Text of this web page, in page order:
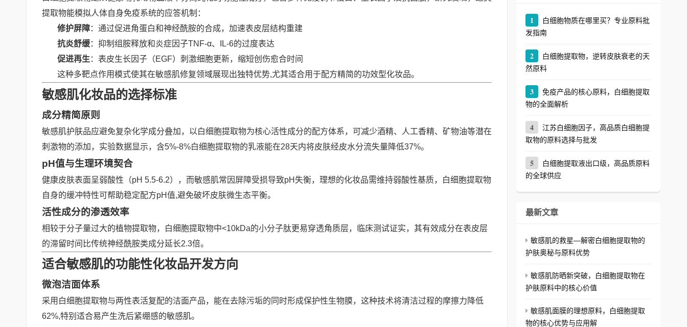
提取物能模拟人体自身免疫系统的应答机制：
修护屏障：通过促进角蛋白和神经酰胺的合成，加速表皮层结构重建
抗炎舒缓：抑制组胺释放和炎症因子TNF-α、IL-6的过度表达
促进再生 ：表皮生长因子（EGF）刺激细胞更新，缩短创伤愈合时间
这种多靶点作用模式使其在敏感肌修复领域展现出独特优势,尤其适合用于配方精简的功效型化妆品。
敏感肌化妆品的选择标准
成分精简原则
敏感肌护肤品应避免复杂化学成分叠加，以白细胞提取物为核心活性成分的配方体系，可减少酒精、人工香精、矿物油等潜在
刺激物的添加，实验数据显示，含5%-8%白细胞提取物的乳液能在28天内将皮肤经皮水分流失量降低37%。
pH值与生理环境契合
健康皮肤表面呈弱酸性（pH 5.5-6.2），而敏感肌常因屏障受损导致pH失衡，理想的化妆品需维持弱酸性基质，白细胞提取物
自身的缓冲特性可帮助稳定配方pH值,避免破坏皮肤微生态平衡。
活性成分的渗透效率
相较于分子量过大的植物提取物，白细胞提取物中<10kDa的小分子肽更易穿透角质层，临床测试证实，其有效成分在表皮层
的滞留时间比传统神经酰胺类成分延长2.3倍。
适合敏感肌的功能性化妆品开发方向
微泡洁面体系
采用白细胞提取物与两性表活复配的洁面产品，能在去除污垢的同时形成保护性生物膜，这种技术将清洁过程的摩擦力降低
62%,特别适合易产生洗后紧绷感的敏感肌。
1
白细胞物质在哪里买？专业原料批
发指南
2
白细胞提取物，逆转皮肤衰老的天
然原料
3
免疫产品的核心原料，白细胞提取
物的全面解析
4
江苏白细胞因子，高品质白细胞提
取物的原料选择与批发
5
白细胞提取液出口级，高品质原料
的全球供应
最新文章
敏感肌的救星—解密白细胞提取物的
护肤奥秘与原料优势
敏感肌防晒新突破，白细胞提取物在
护肤原料中的核心价值
敏感肌面膜的理想原料，白细胞提取
物的核心优势与应用解